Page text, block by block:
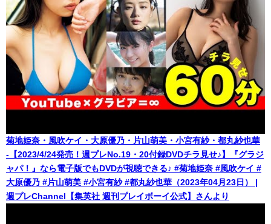
菊地姫奈・風吹ケイ・大原優乃・片山萌美・小宮有紗・都丸紗也華
-【2023/4/24発売！週プレNo.19・20付録DVDチラ見せ♪】『グラジ
ャパ！』なら電子版でもDVDが視聴できる♪ #菊地姫奈 #風吹ケイ #
大原優乃 #片山萌美 #小宮有紗 #都丸紗也華（2023年04月23日） |
週プレChannel【集英社 週刊プレイボーイ公式】さんより